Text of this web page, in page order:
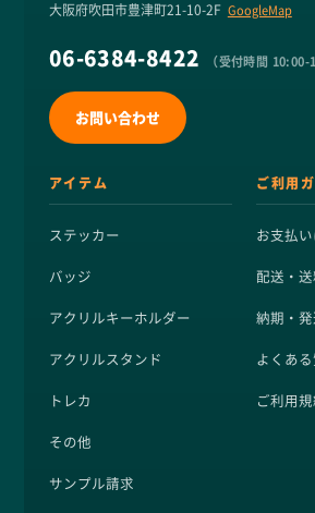
大阪府吹田市豊津町21-10-2F GoogleMap
06-6384-8422 （受付時間 10:00-
お問い合わせ
アイテム
ステッカー
バッジ
アクリルキーホルダー
アクリルスタンド
トレカ
その他
サンプル請求
ご利用
お支払
配送・
納期・
よくあ
ご利用